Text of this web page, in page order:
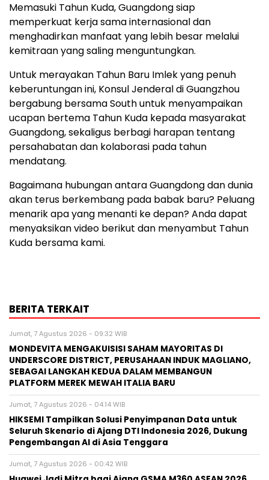
Memasuki Tahun Kuda, Guangdong siap
memperkuat kerja sama internasional dan
menghadirkan manfaat yang lebih besar melalui
kemitraan yang saling menguntungkan.
Untuk merayakan Tahun Baru Imlek yang penuh
keberuntungan ini, Konsul Jenderal di Guangzhou
bergabung bersama South untuk menyampaikan
ucapan bertema Tahun Kuda kepada masyarakat
Guangdong, sekaligus berbagi harapan tentang
persahabatan dan kolaborasi pada tahun
mendatang.
Bagaimana hubungan antara Guangdong dan dunia
akan terus berkembang pada babak baru? Peluang
menarik apa yang menanti ke depan? Anda dapat
menyaksikan video berikut dan menyambut Tahun
Kuda bersama kami.
BERITA TERKAIT
Jumat, 7 Agustus 2026 - 09:32 WIB
MONDEVITA MENGAKUISISI SAHAM MAYORITAS DI
UNDERSCORE DISTRICT, PERUSAHAAN INDUK MAGLIANO,
SEBAGAI LANGKAH KEDUA DALAM MEMBANGUN
PLATFORM MEREK MEWAH ITALIA BARU
Jumat, 7 Agustus 2026 - 04:14 WIB
HIKSEMI Tampilkan Solusi Penyimpanan Data untuk
Seluruh Skenario di Ajang DTI Indonesia 2026, Dukung
Pengembangan AI di Asia Tenggara
Jumat, 7 Agustus 2026 - 00:42 WIB